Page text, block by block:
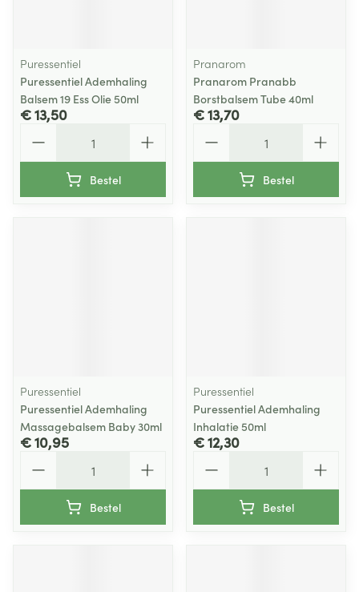
Puressentiel
Puressentiel Ademhaling
Balsem 19 Ess Olie 50ml
€ 13,50
Bestel
Pranarom
Pranarom Pranabb
Borstbalsem Tube 40ml
€ 13,70
Bestel
Puressentiel
Puressentiel Ademhaling
Massagebalsem Baby 30ml
€ 10,95
Bestel
Puressentiel
Puressentiel Ademhaling
Inhalatie 50ml
€ 12,30
Bestel